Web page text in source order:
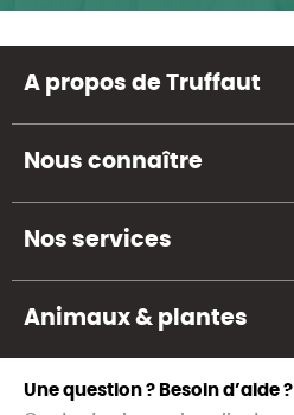
A propos de Truffaut
Nous connaître
Nos services
Animaux & plantes
Une question ? Besoin d’aide ?